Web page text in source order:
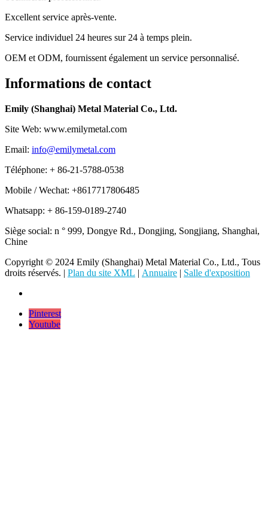
Excellent service après-vente.
Service individuel 24 heures sur 24 à temps plein.
OEM et ODM, fournissent également un service personnalisé.
Informations de contact
Emily (Shanghai) Metal Material Co., Ltd.
Site Web: www.emilymetal.com
Email: info@emilymetal.com
Téléphone: + 86-21-5788-0538
Mobile / Wechat: +8617717806485
Whatsapp: + 86-159-0189-2740
Siège social: n ° 999, Dongye Rd., Dongjing, Songjiang, Shanghai,
Chine
Copyright © 2024 Emily (Shanghai) Metal Material Co., Ltd., Tous
droits réservés. | Plan du site XML | Annuaire | Salle d'exposition
Pinterest
Youtube